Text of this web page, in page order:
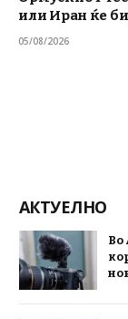
или Иран ќе
05/08/2026
АКТУЕЛНО
Во